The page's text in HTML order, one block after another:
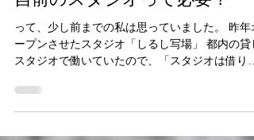
読了時間: 1分
自前のスタジオって必要？
って、少し前までの私は思っていました。 昨年オ
ープンさせたスタジオ「しるし写場」 都内の貸し